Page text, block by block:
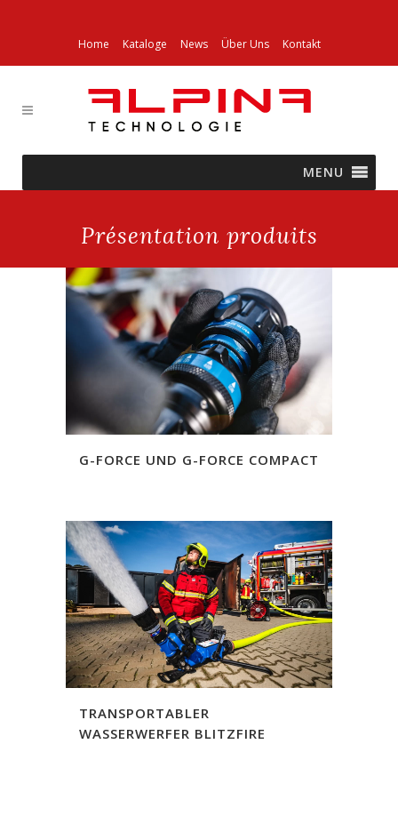
Home Kataloge News Über Uns Kontakt
MENU
Présentation produits
G-FORCE UND G-FORCE COMPACT
TRANSPORTABLER
WASSERWERFER BLITZFIRE